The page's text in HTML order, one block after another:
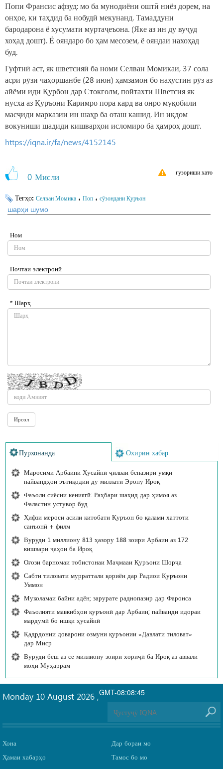
Попи Франсис афзуд: мо ба мунодиёни оштӣ ниёз дорем, на
онҳое, ки таҳдид ба нобудӣ мекунанд. Тамаддуни
бародарона ё хусумати муртаҷеъона. (Яке аз ин ду вуҷуд
хоҳад дошт). Ё ояндаро бо ҳам месозем, ё ояндаи нахоҳад
буд.
Гуфтнӣ аст, як шветсияӣ ба номи Селван Момикаи, 37 сола
асри рӯзи чаҳоршанбе (28 июн) ҳамзамон бо нахустин рӯз аз
айёми иди Қурбон дар Стокголм, пойтахти Шветсия як
нусха аз Қуръони Каримро пора кард ва онро муқобили
масҷиди марказии ин шаҳр ба оташ кашид. Ин иқдом
вокуниши шадиди кишварҳои исломиро ба ҳамроҳ дошт.
https://iqna.ir/fa/news/4152145
0 Мисли гузориши хато
Тегҳо: Селван Момика ، Поп ، сӯзондани Қуръон
шарҳи шумо
Ном
Почтаи электронӣ
* Шарҳ
Пурхонанда Охирин хабар
Маросими Арбаини Ҳусайнӣ ҷилваи беназири умқи
пайвандҳои эътиқодии ду миллати Эрону Ироқ
Фаъоли сиёсии кениягӣ: Раҳбари шаҳид дар ҳимоя аз
Фаластин устувор буд
Ҳифзи мероси асили китобати Қуръон бо қалами хаттоти
санъонӣ + филм
Вуруди 1 миллиону 813 ҳазору 188 зоири Арбаин аз 172
кишвари ҷаҳон ба Ироқ
Оғози барномаи тобистонаи Маҷмааи Қуръони Шорҷа
Сабти тиловати мурраттали қориён дар Радиои Қуръони
Уммон
Муколамаи байни адён; зарурате раднопазир дар Фаронса
Фаъолияти мавкибҳои қуръонӣ дар Арбаин; пайванди идораи
мардумӣ бо ишқи ҳусайнӣ
Қадрдонии доварони озмуни қуръонии «Давлати тиловат»
дар Миср
Вуруди беш аз се миллиону зоири хориҷӣ ба Ироқ аз аввали
моҳи Муҳаррам
GMT-08:08:45
Monday 10 August 2026 ,
Хона
Ҳамаи хабарҳо
Дар бораи мо
Тамос бо мо